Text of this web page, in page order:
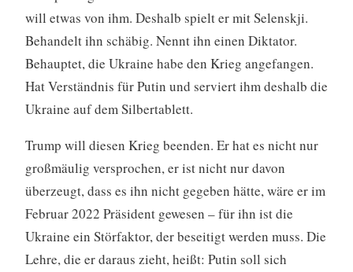
will etwas von ihm. Deshalb spielt er mit Selenskji.
Behandelt ihn schäbig. Nennt ihn einen Diktator.
Behauptet, die Ukraine habe den Krieg angefangen.
Hat Verständnis für Putin und serviert ihm deshalb die
Ukraine auf dem Silbertablett.
Trump will diesen Krieg beenden. Er hat es nicht nur
großmäulig versprochen, er ist nicht nur davon
überzeugt, dass es ihn nicht gegeben hätte, wäre er im
Februar 2022 Präsident gewesen – für ihn ist die
Ukraine ein Störfaktor, der beseitigt werden muss. Die
Lehre, die er daraus zieht, heißt: Putin soll sich